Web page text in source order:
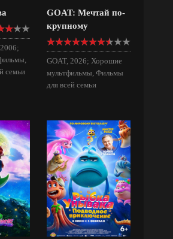
семьи
GOAT: Мечтай по-
крупному
GOAT, 2026; Хорошие
мультфильмы, Фильмы
для всей семьи